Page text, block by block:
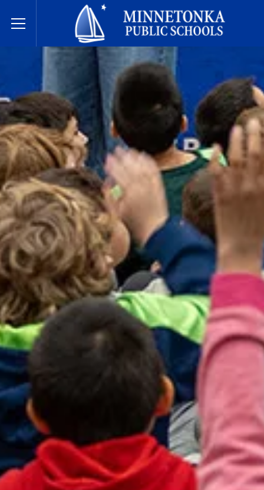
Toggle Menu
明尼通卡公立学校